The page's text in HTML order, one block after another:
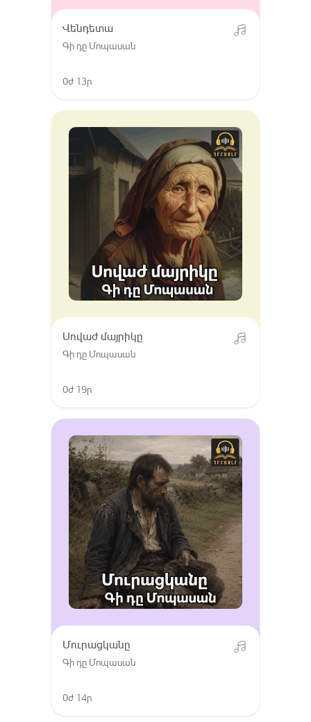
Վենդետա
Գի դը Մոպասան
0ժ 13ր
Սովաժ մայրիկը
Գի դը Մոպասան
0ժ 19ր
Մուրացկանը
Գի դը Մոպասան
0ժ 14ր